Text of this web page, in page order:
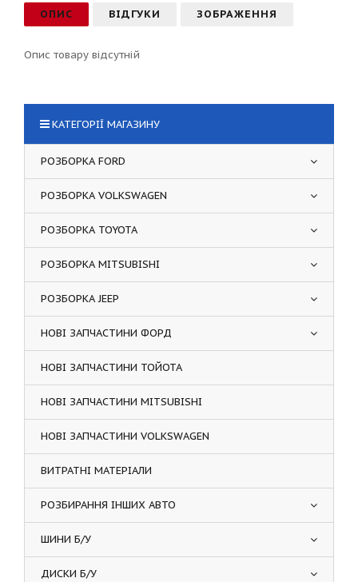
ОПИС ВІДГУКИ ЗОБРАЖЕННЯ
Опис товару відсутній
КАТЕГОРІЇ МАГАЗИНУ
РОЗБОРКА FORD
РОЗБОРКА VOLKSWAGEN
РОЗБОРКА TOYOTA
РОЗБОРКА MITSUBISHI
РОЗБОРКА JEEP
НОВІ ЗАПЧАСТИНИ ФОРД
НОВІ ЗАПЧАСТИНИ ТОЙОТА
НОВІ ЗАПЧАСТИНИ MITSUBISHI
НОВІ ЗАПЧАСТИНИ VOLKSWAGEN
ВИТРАТНІ МАТЕРІАЛИ
РОЗБИРАННЯ ІНШИХ АВТО
ШИНИ Б/У
ДИСКИ Б/У